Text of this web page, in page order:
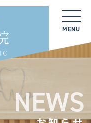
MENU
NEWS